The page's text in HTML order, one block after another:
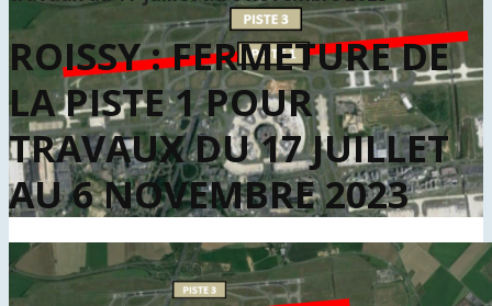
ROISSY : FERMETURE DE
LA PISTE 1 POUR
TRAVAUX DU 17 JUILLET
AU 6 NOVEMBRE 2023